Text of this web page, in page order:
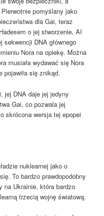
Pierwotnie pomyślany jako
dla Gai, teraz
o jej stworzenie, AI
DNA głównego
Nora na opiekę. Można
musiała wydawać się Nora
pojawiła się znikąd.
jej DNA daje jej jedyny
Gai, co pozwala jej
skrócona wersja tej epopei
nuklearnej jako o
To bardzo prawdopodobny
na Ukrainie, która bardzo
trzecią wojnę światową.